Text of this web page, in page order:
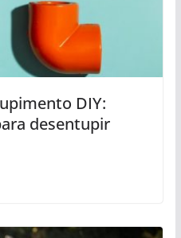
DIY:
desentupir